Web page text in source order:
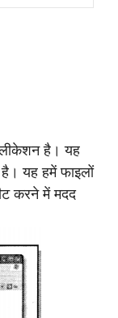
है। यह
है। यह हमें फाइलों
करने में मदद